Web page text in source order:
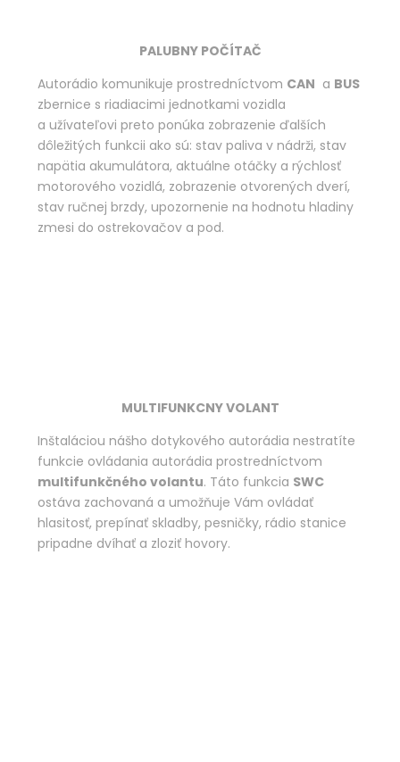
PALUBNY POČÍTAČ
Autorádio komunikuje prostredníctvom CAN a BUS
zbernice s riadiacimi jednotkami vozidla
a užívateľovi preto ponúka zobrazenie ďalších
dôležitých funkcii ako sú: stav paliva v nádrži, stav
napätia akumulátora, aktuálne otáčky a rýchlosť
motorového vozidlá, zobrazenie otvorených dverí,
stav ručnej brzdy, upozornenie na hodnotu hladiny
zmesi do ostrekovačov a pod.
MULTIFUNKCNY VOLANT
Inštaláciou nášho dotykového autorádia nestratíte
funkcie ovládania autorádia prostredníctvom
multifunkčného volantu. Táto funkcia SWC
ostáva zachovaná a umožňuje Vám ovládať
hlasitosť, prepínať skladby, pesničky, rádio stanice
pripadne dvíhať a zloziť hovory.